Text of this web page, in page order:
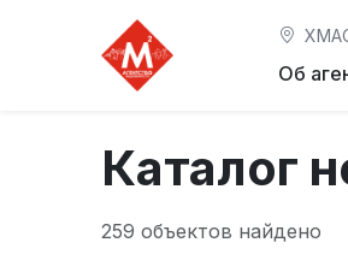
Об
Каталог
259 объектов найдено